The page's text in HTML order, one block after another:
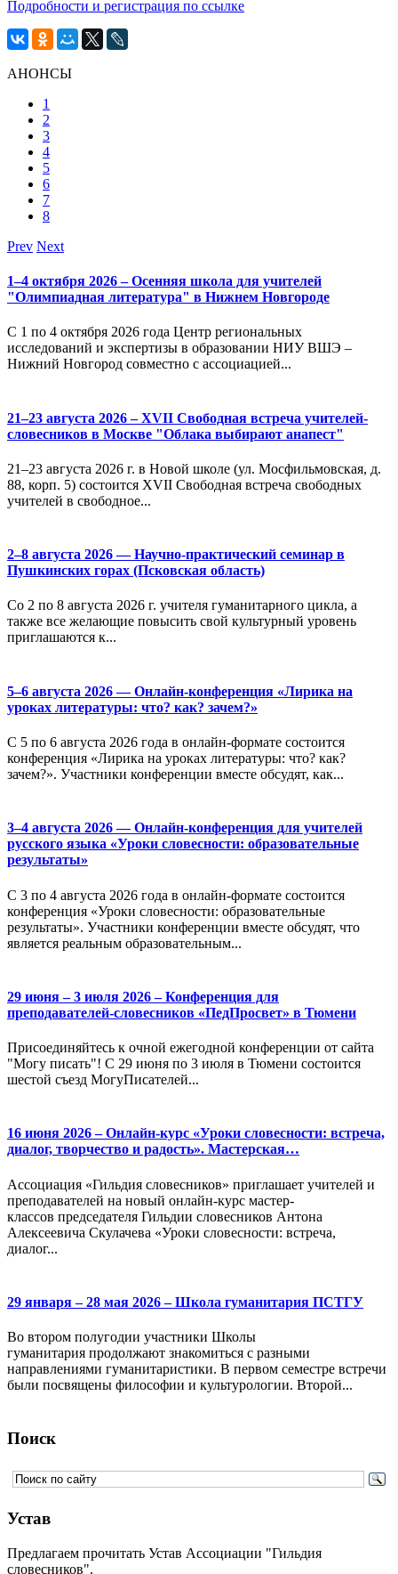
Подробности и регистрация по ссылке
АНОНСЫ
1
2
3
4
5
6
7
8
Prev Next
1–4 октября 2026 – Осенняя школа для учителей
"Олимпиадная литература" в Нижнем Новгороде
С 1 по 4 октября 2026 года Центр региональных
исследований и экспертизы в образовании НИУ ВШЭ –
Нижний Новгород совместно с ассоциацией...
21–23 августа 2026 – XVII Свободная встреча учителей-
словесников в Москве "Облака выбирают анапест"
21–23 августа 2026 г. в Новой школе (ул. Мосфильмовская, д.
88, корп. 5) состоится XVII Свободная встреча свободных
учителей в свободное...
2–8 августа 2026 — Научно-практический семинар в
Пушкинских горах (Псковская область)
Со 2 по 8 августа 2026 г. учителя гуманитарного цикла, а
также все желающие повысить свой культурный уровень
приглашаются к...
5–6 августа 2026 — Онлайн-конференция «Лирика на
уроках литературы: что? как? зачем?»
С 5 по 6 августа 2026 года в онлайн-формате состоится
конференция «Лирика на уроках литературы: что? как?
зачем?». Участники конференции вместе обсудят, как...
3–4 августа 2026 — Онлайн-конференция для учителей
русского языка «Уроки словесности: образовательные
результаты»
С 3 по 4 августа 2026 года в онлайн-формате состоится
конференция «Уроки словесности: образовательные
результаты». Участники конференции вместе обсудят, что
является реальным образовательным...
29 июня – 3 июля 2026 – Конференция для
преподавателей-словесников «ПедПросвет» в Тюмени
Присоединяйтесь к очной ежегодной конференции от сайта
"Могу писать"! С 29 июня по 3 июля в Тюмени состоится
шестой съезд МогуПисателей...
16 июня 2026 – Онлайн-курс «Уроки словесности: встреча,
диалог, творчество и радость». Мастерская…
Ассоциация «Гильдия словесников» приглашает учителей и
преподавателей на новый онлайн-курс мастер-
классов председателя Гильдии словесников Антона
Алексеевича Скулачева «Уроки словесности: встреча,
диалог...
29 января – 28 мая 2026 – Школа гуманитария ПСТГУ
Во втором полугодии участники Школы
гуманитария продолжают знакомиться с разными
направлениями гуманитаристики. В первом семестре встречи
были посвящены философии и культурологии. Второй...
Поиск
Устав
Предлагаем прочитать Устав Ассоциации "Гильдия
словесников".